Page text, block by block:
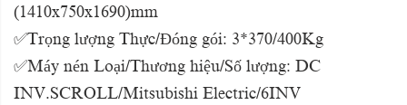
(1410x750x1690)mm
✅Trọng lượng Thực/Đóng gói: 3*370/400Kg
✅Máy nén Loại/Thương hiệu/Số lượng: DC
INV.SCROLL/Mitsubishi Electric/6INV